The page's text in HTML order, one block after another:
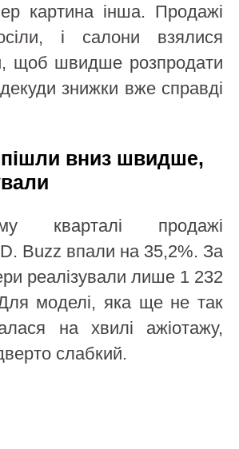
картина інша. Продажі
і салони взялися
щоб швидше розпродати
знижки вже справді
вниз швидше,
кварталі продажі
Buzz впали на 35,2%. За
реалізували лише 1 232
Для моделі, яка ще не так
на хвилі ажіотажу,
слабкий.